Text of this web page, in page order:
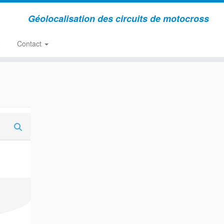
Géolocalisation des circuits de motocross
Contact